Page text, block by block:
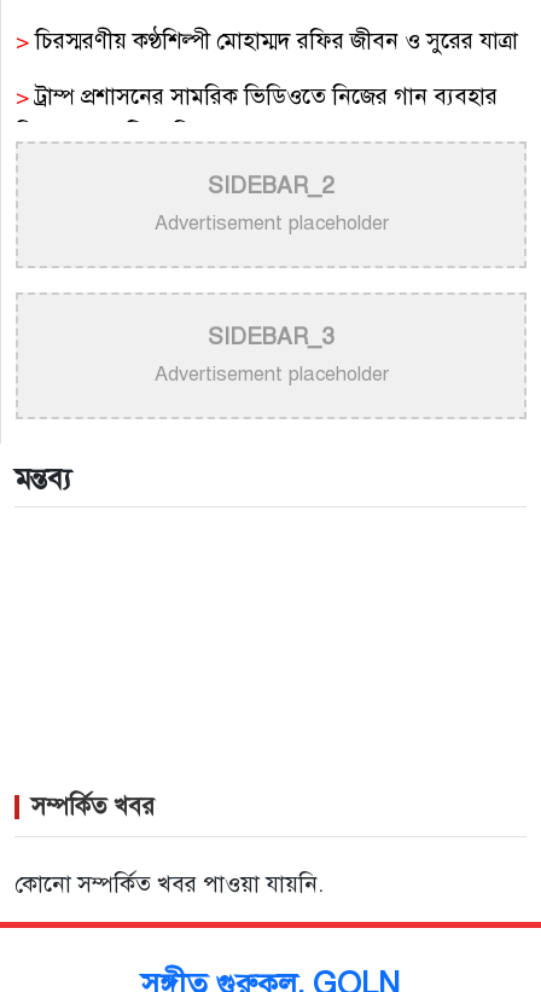
>চিরস্মরণীয় কণ্ঠশিল্পী মোহাম্মদ রফির জীবন ও সুরের যাত্রা
>ট্রাম্প প্রশাসনের সামরিক ভিডিওতে নিজের গান ব্যবহার
>
নতুন করে ভাইরাল ‘আজ কেন মন উদাসী হয়ে’ গানের
পেছনের গল্প
>
বাংলাদেশ বেতারে সুরকার ও সংগীত পরিচালক হিসেবে
তালিকাভুক্ত হলেন ৯২ শিল্পী
>একই দিনে জন্ম, সুরের টানে বাঁধা পড়া বাংলা গানের অমর
জুটি
SIDEBAR_2
Advertisement placeholder
SIDEBAR_3
Advertisement placeholder
মন্তব্য
সম্পর্কিত খবর
কোনো সম্পর্কিত খবর পাওয়া যায়নি.
সঙ্গীত গুরুকুল, GOLN